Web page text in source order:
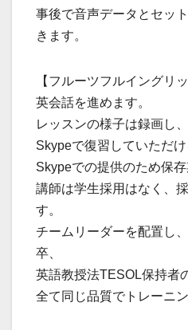
事後で音声データとセッ
きます。
【フルーツフルイングリ
英会話を進めます。
レッスンの様子は録画し
Skypeで復習していただけ
Skypeでの提供のため保存
講師は学生採用はなく、
す。
チームリーダーを配置し
卒、
英語教授法TESOL保持者
全て同じ品質でトレーニ